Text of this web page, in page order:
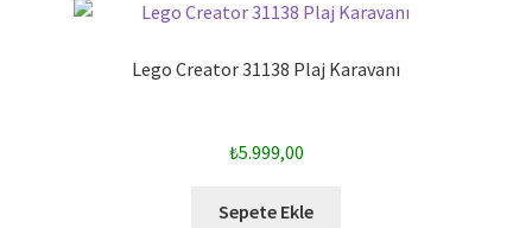
Lego Creator 31138 Plaj Karavanı
₺5.999,00
Sepete Ekle